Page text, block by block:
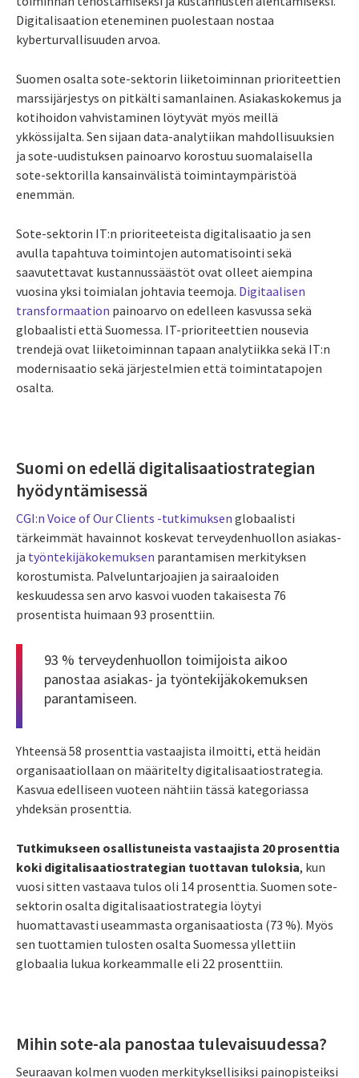
Digitalisaation eteneminen puolestaan nostaa
kyberturvallisuuden arvoa.
Suomen osalta sote-sektorin liiketoiminnan prioriteettien
marssijärjestys on pitkälti samanlainen. Asiakaskokemus ja
kotihoidon vahvistaminen löytyvät myös meillä
ykkössijalta. Sen sijaan data-analytiikan mahdollisuuksien
ja sote-uudistuksen painoarvo korostuu suomalaisella
sote-sektorilla kansainvälistä toimintaympäristöä
enemmän.
Sote-sektorin IT:n prioriteeteista digitalisaatio ja sen
avulla tapahtuva toimintojen automatisointi sekä
saavutettavat kustannussäästöt ovat olleet aiempina
vuosina yksi toimialan johtavia teemoja. Digitaalisen
transformaation painoarvo on edelleen kasvussa sekä
globaalisti että Suomessa. IT-prioriteettien nousevia
trendejä ovat liiketoiminnan tapaan analytiikka sekä IT:n
modernisaatio sekä järjestelmien että toimintatapojen
osalta.
Suomi on edellä digitalisaatiostrategian
hyödyntämisessä
CGI:n Voice of Our Clients -tutkimuksen globaalisti
tärkeimmät havainnot koskevat terveydenhuollon asiakas-
ja työntekijäkokemuksen parantamisen merkityksen
korostumista. Palveluntarjoajien ja sairaaloiden
keskuudessa sen arvo kasvoi vuoden takaisesta 76
prosentista huimaan 93 prosenttiin.
93 % terveydenhuollon toimijoista aikoo
panostaa asiakas- ja työntekijäkokemuksen
parantamiseen.
Yhteensä 58 prosenttia vastaajista ilmoitti, että heidän
organisaatiollaan on määritelty digitalisaatiostrategia.
Kasvua edelliseen vuoteen nähtiin tässä kategoriassa
yhdeksän prosenttia.
Tutkimukseen osallistuneista vastaajista 20 prosenttia
koki digitalisaatiostrategian tuottavan tuloksia, kun
vuosi sitten vastaava tulos oli 14 prosenttia. Suomen sote-
sektorin osalta digitalisaatiostrategia löytyi
huomattavasti useammasta organisaatiosta (73 %). Myös
sen tuottamien tulosten osalta Suomessa yllettiin
globaalia lukua korkeammalle eli 22 prosenttiin.
Mihin sote-ala panostaa tulevaisuudessa?
Seuraavan kolmen vuoden merkityksellisiksi painopisteiksi